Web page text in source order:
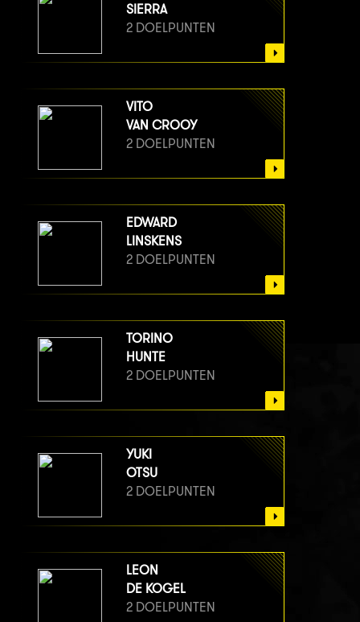
SIERRA
2 DOELPUNTEN
VITO
VAN CROOY
2 DOELPUNTEN
EDWARD
LINSKENS
2 DOELPUNTEN
TORINO
HUNTE
2 DOELPUNTEN
YUKI
OTSU
2 DOELPUNTEN
LEON
DE KOGEL
2 DOELPUNTEN